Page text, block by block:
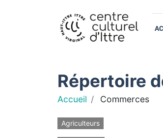
Répertoire
Accueil Commerces
Agriculteurs